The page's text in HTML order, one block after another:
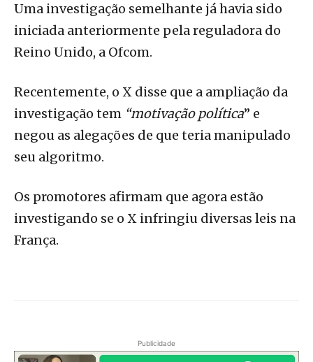
Uma investigação semelhante já havia sido
iniciada anteriormente pela reguladora do
Reino Unido, a Ofcom.
Recentemente, o X disse que a ampliação da
investigação tem “motivação política” e
negou as alegações de que teria manipulado
seu algoritmo.
Os promotores afirmam que agora estão
investigando se o X infringiu diversas leis na
França.
Publicidade